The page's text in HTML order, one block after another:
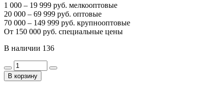
1 000 – 19 999 руб. мелкооптовые
20 000 – 69 999 руб. оптовые
70 000 – 149 999 руб. крупнооптовые
От 150 000 руб. специальные цены
В наличии 136
В корзину